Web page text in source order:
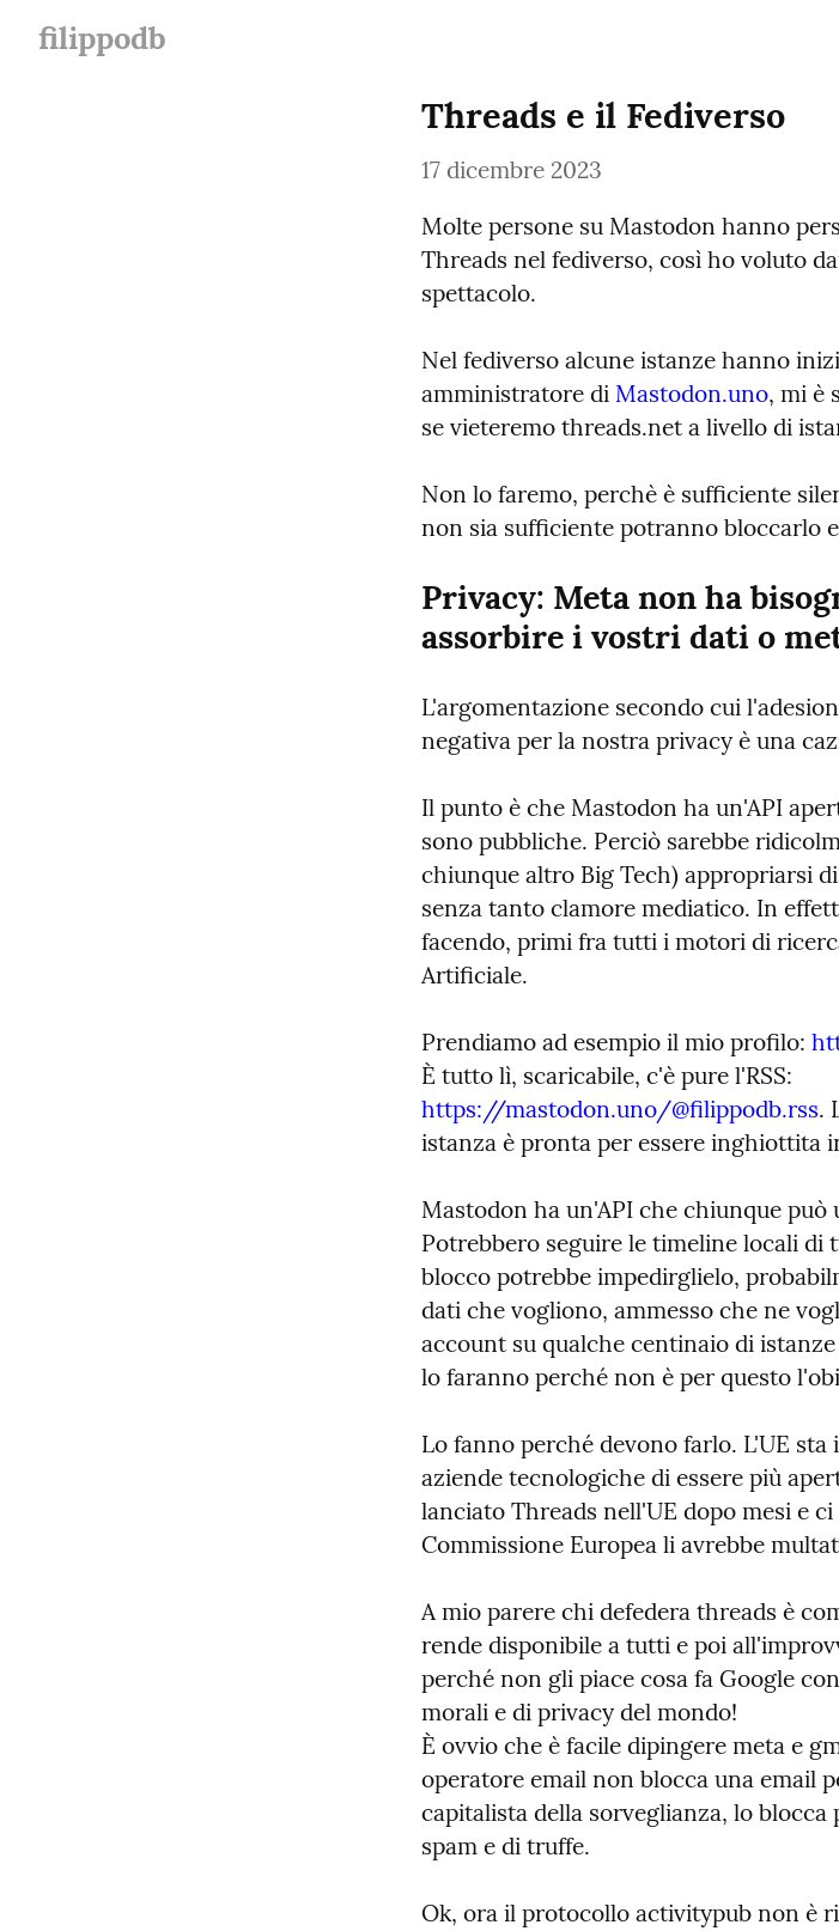
filippodb
Threads e il Fediverso
17 dicembre 2023
Molte persone su Mastodon hanno
Threads nel fediverso, così ho voluto
spettacolo.
Nel fediverso alcune istanze hanno
amministratore di Mastodon.uno, mi è
se vieteremo threads.net a livello di
Non lo faremo, perchè è sufficiente
non sia sufficiente potranno bloccarlo
Privacy: Meta non ha
assorbire i vostri dati o
L'argomentazione secondo cui
negativa per la nostra privacy è una
Il punto è che Mastodon ha un'API
sono pubbliche. Perciò sarebbe
chiunque altro Big Tech) appropriarsi
senza tanto clamore mediatico. In
facendo, primi fra tutti i motori di
Artificiale.
Prendiamo ad esempio il mio profilo:
https://mastodon.uno/@filippodb.rss.
istanza è pronta per essere inghiottita
Mastodon ha un'API che chiunque può
Potrebbero seguire le timeline locali di
blocco potrebbe impedirglielo,
dati che vogliono, ammesso che ne
account su qualche centinaio di
lo faranno perché non è per questo
Lo fanno perché devono farlo. L'UE
aziende tecnologiche di essere più
lanciato Threads nell'UE dopo mesi e
Commissione Europea li avrebbe
A mio parere chi defedera threads è
rende disponibile a tutti e poi
perché non gli piace cosa fa Google
morali e di privacy del mondo!
È ovvio che è facile dipingere meta e
operatore email non blocca una email
capitalista della sorveglianza, lo
spam e di truffe.
Ok, ora il protocollo activitypub non è